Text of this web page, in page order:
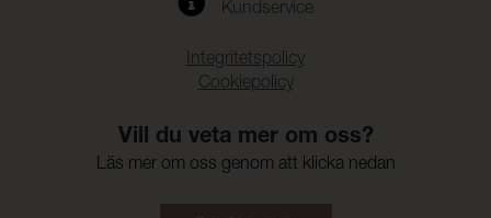
Kundservice
Integritetspolicy
Cookiepolicy
Vill du veta mer om oss?
Läs mer om oss genom att klicka nedan